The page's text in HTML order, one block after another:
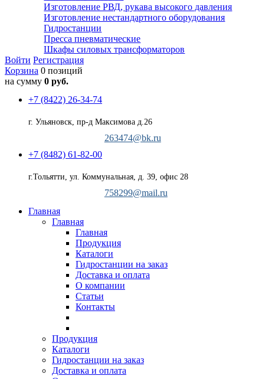
Изготовление РВД, рукава высокого давления
Изготовление нестандартного оборудования
Гидростанции
Пресса пневматические
Шкафы силовых трансформаторов
Войти Регистрация
Корзина 0 позиций
на сумму 0 руб.
+7 (8422) 26-34-74
г. Ульяновск, пр-д Максимова д.26
263474@bk.ru
+7 (8482) 61-82-00
г.Тольятти, ул. Коммунальная, д. 39, офис 28
758299@mail.ru
Главная
Главная
Главная
Продукция
Каталоги
Гидростанции на заказ
Доставка и оплата
О компании
Статьи
Контакты
Продукция
Каталоги
Гидростанции на заказ
Доставка и оплата